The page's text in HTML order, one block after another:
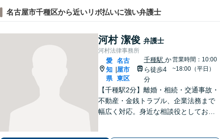
名古屋市千種区から近いリボ払いに強い弁護士
河村 潔俊 弁護士
河村法律事務所
愛
知
県
名古
屋市
東区
千種駅 か
ら徒歩4
分
営業時間：10:00
~18:00（平日）
【千種駅2分】離婚・相続・交通事故・
不動産・金銭トラブル、企業法務まで
幅広く対応。身近な相談役としてお悩